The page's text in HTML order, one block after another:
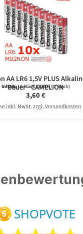
AA LR6 1,5V PLUS
Dauer - CAMELION
Inhalt:10 Stück(0,36 € / 1 Stück)
Regulärer Preis:
3,60 €
inkl. MwSt. zzgl. Versandkosten